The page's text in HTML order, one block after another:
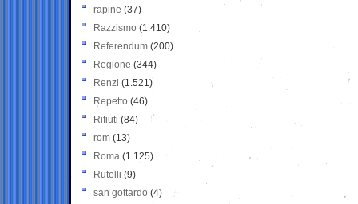
rapine (37)
Razzismo (1.410)
Referendum (200)
Regione (344)
Renzi (1.521)
Repetto (46)
Rifiuti (84)
rom (13)
Roma (1.125)
Rutelli (9)
san gottardo (4)